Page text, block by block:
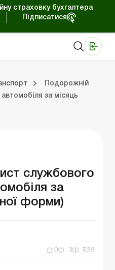
страховку бухгалтера
Підписатися
Подорожній
за місяць
службового
за
форми)
0 3 539